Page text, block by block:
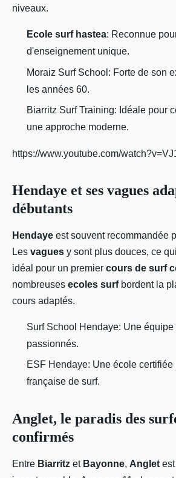
niveaux.
Ecole surf hastea: Reconnue
d'enseignement unique.
Moraiz Surf School: Forte de son
les années 60.
Biarritz Surf Training: Idéale pour
une approche moderne.
https://www.youtube.com/
Hendaye et ses vagues
débutants
Hendaye est souvent recommandée
Les vagues y sont plus douces, ce
idéal pour un premier cours de surf
nombreuses ecoles surfbordent la
cours adaptés.
Surf School Hendaye: Une équipe
passionnés.
ESF Hendaye: Une école certifiée
française de surf.
Anglet, le paradis des
confirmés
Entre Biarritz et Bayonne, Anglet